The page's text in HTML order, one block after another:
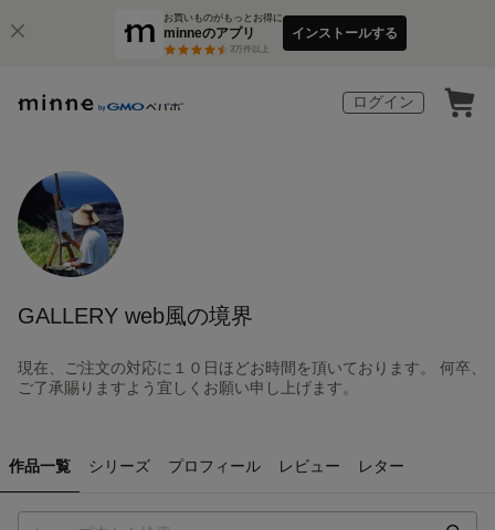
お買いものがもっとお得に
minneのアプリ
3万件以上
インストールする
ログイン
GALLERY web風の境界
現在、ご注文の対応に１０日ほどお時間を頂いております。 何卒、
ご了承賜りますよう宜しくお願い申し上げます。
作品一覧 シリーズ プロフィール レビュー レター